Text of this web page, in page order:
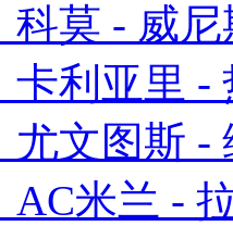
科莫 - 威
卡利亚里 -
尤文图斯 -
AC米兰 -